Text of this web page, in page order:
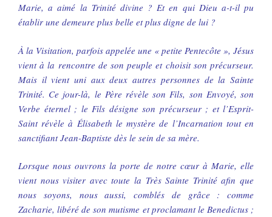
Marie, a aimé la Trinité divine ? Et en qui Dieu a-t-il pu
établir une demeure plus belle et plus digne de lui ?
À la Visitation, parfois appelée une « petite Pentecôte », Jésus
vient à la rencontre de son peuple et choisit son précurseur.
Mais il vient uni aux deux autres personnes de la Sainte
Trinité. Ce jour-là, le Père révèle son Fils, son Envoyé, son
Verbe éternel ; le Fils désigne son précurseur ; et l’Esprit-
Saint révèle à Élisabeth le mystère de l’Incarnation tout en
sanctifiant Jean-Baptiste dès le sein de sa mère.
Lorsque nous ouvrons la porte de notre cœur à Marie, elle
vient nous visiter avec toute la Très Sainte Trinité afin que
nous soyons, nous aussi, comblés de grâce : comme
Zacharie, libéré de son mutisme et proclamant le Benedictus ;